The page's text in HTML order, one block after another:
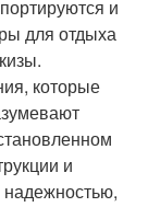
и
для отдыха
которые
и